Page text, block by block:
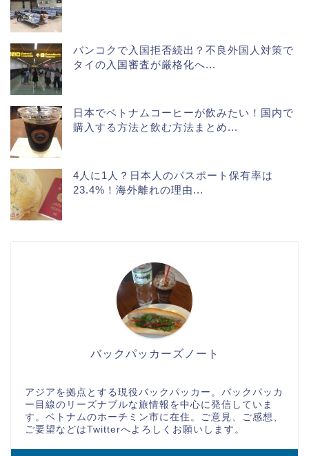
バンコクで入国拒否続出？不良外国人対策で
タイの入国審査が厳格化へ...
日本でベトナムコーヒーが飲みたい！国内で
購入する方法と飲む方法まとめ...
4人に1人？日本人のパスポート保有率は
23.4%！海外離れの理由...
バックパッカーズノート
アジアを拠点とする現役バックパッカー。バックパッカ
ー目線のリーズナブルな旅情報を中心に発信していま
す。ベトナムのホーチミン市に在住。ご意見、ご感想、
ご要望などはTwitterへよろしくお願いします。